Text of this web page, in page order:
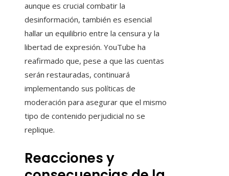
aunque es crucial combatir la
desinformación, también es esencial
hallar un equilibrio entre la censura y la
libertad de expresión. YouTube ha
reafirmado que, pese a que las cuentas
serán restauradas, continuará
implementando sus políticas de
moderación para asegurar que el mismo
tipo de contenido perjudicial no se
replique.
Reacciones y